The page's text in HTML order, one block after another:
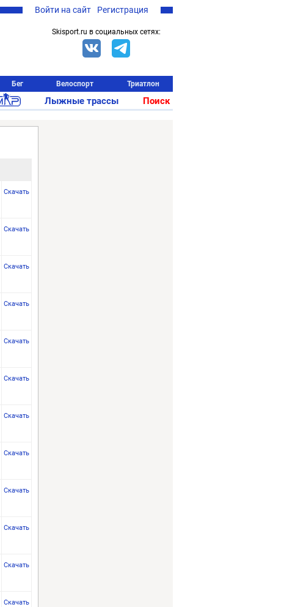
Войти на сайт Регистрация
Skisport.ru в социальных сетях:
Бег Велоспорт Триатлон
Лыжные трассы Поиск
Скачать
Скачать
Скачать
Скачать
Скачать
Скачать
Скачать
Скачать
Скачать
Скачать
Скачать
Скачать